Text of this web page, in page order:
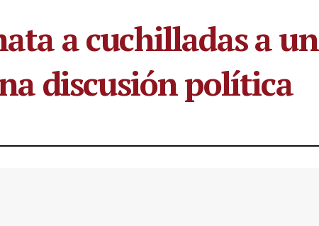
a cuchilladas a un
discusión política